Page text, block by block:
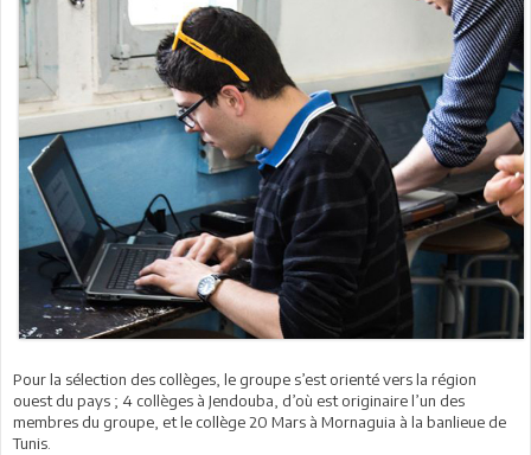
Pour la sélection des collèges, le groupe s’est orienté vers la région
ouest du pays ; 4 collèges à Jendouba, d’où est originaire l’un des
membres du groupe, et le collège 20 Mars à Mornaguia à la banlieue de
Tunis.